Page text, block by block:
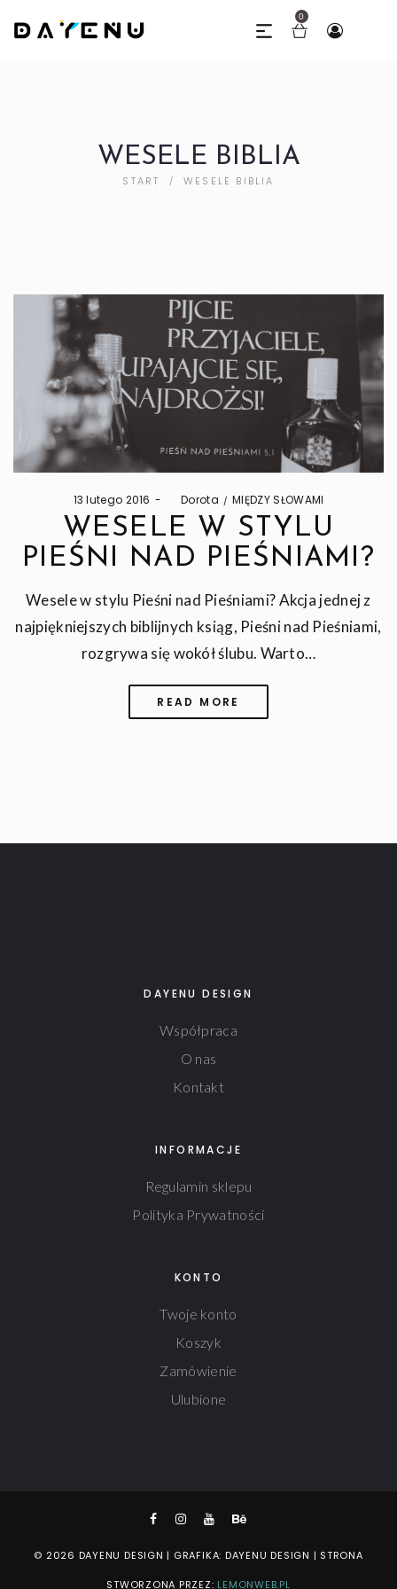
0
WESELE BIBLIA
START / WESELE BIBLIA
Posted
on
13 lutego 2016 byDorota
Posted
in
MIĘDZY SŁOWAMI
WESELE W STYLU
PIEŚNI NAD PIEŚNIAMI?
Wesele w stylu Pieśni nad Pieśniami? Akcja jednej z
najpiękniejszych biblijnych ksiąg, Pieśni nad Pieśniami,
rozgrywa się wokół ślubu. Warto…
READ MORE
DAYENU DESIGN
Współpraca
O nas
Kontakt
INFORMACJE
Regulamin sklepu
Polityka Prywatności
KONTO
Twoje konto
Koszyk
Zamówienie
Ulubione
© 2026 DAYENU DESIGN | GRAFIKA: DAYENU DESIGN | STRONA
STWORZONA PRZEZ: LEMONWEB.PL